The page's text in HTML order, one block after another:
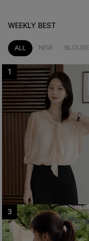
WEEKLY BEST
ALL NEW BLOUSE